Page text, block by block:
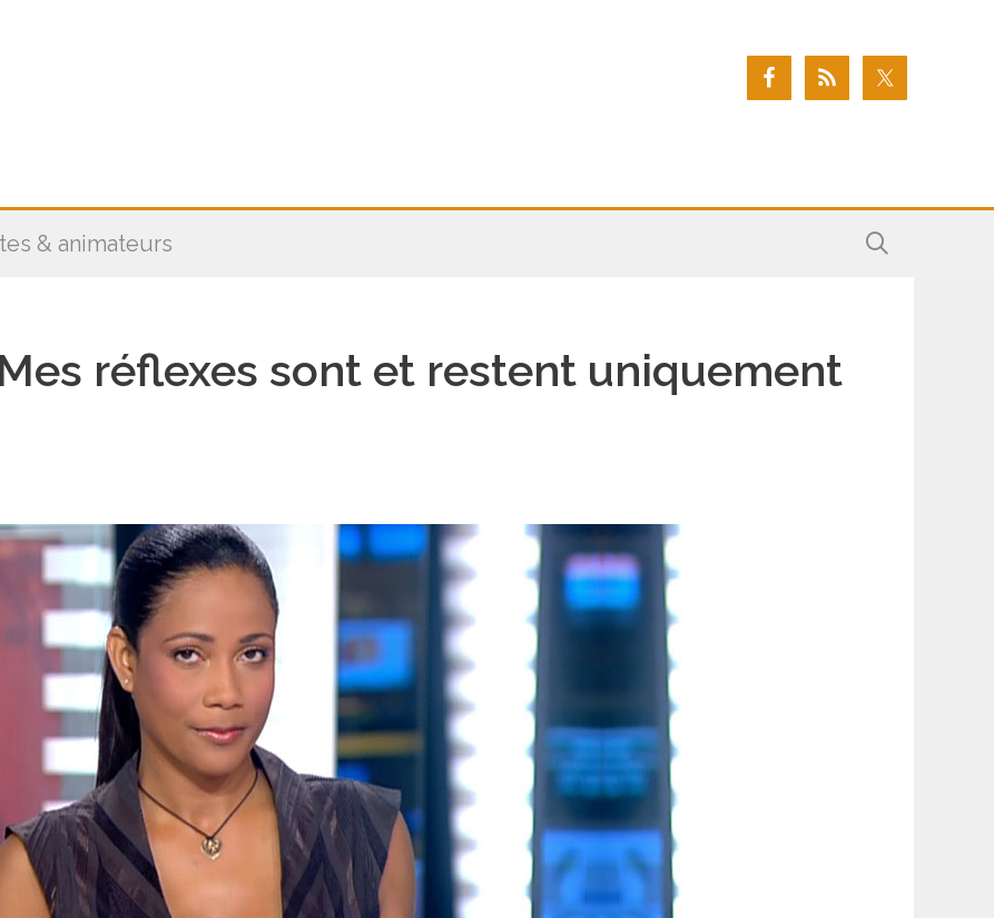
& animateurs
réflexes sont et restent uniquement